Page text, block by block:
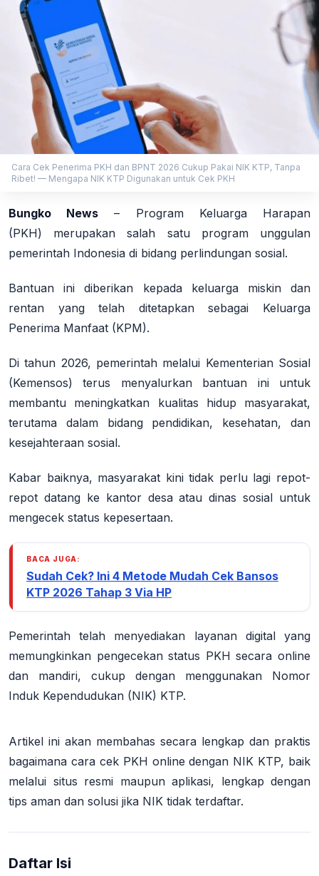
Cara Cek Penerima PKH dan BPNT 2026 Cukup Pakai NIK KTP, Tanpa
Ribet! — Mengapa NIK KTP Digunakan untuk Cek PKH
Bungko News – Program Keluarga Harapan
(PKH) merupakan salah satu program unggulan
pemerintah Indonesia di bidang perlindungan sosial.
Bantuan ini diberikan kepada keluarga miskin dan
rentan yang telah ditetapkan sebagai Keluarga
Penerima Manfaat (KPM).
Di tahun 2026, pemerintah melalui Kementerian Sosial
(Kemensos) terus menyalurkan bantuan ini untuk
membantu meningkatkan kualitas hidup masyarakat,
terutama dalam bidang pendidikan, kesehatan, dan
kesejahteraan sosial.
Kabar baiknya, masyarakat kini tidak perlu lagi repot-
repot datang ke kantor desa atau dinas sosial untuk
mengecek status kepesertaan.
BACA JUGA:
Sudah Cek? Ini 4 Metode Mudah Cek Bansos
KTP 2026 Tahap 3 Via HP
Pemerintah telah menyediakan layanan digitalyang
memungkinkan pengecekan status PKH secara online
dan mandiri, cukup dengan menggunakan Nomor
Induk Kependudukan (NIK) KTP.
Artikel ini akan membahas secara lengkap dan praktis
bagaimana cara cek PKH online dengan NIK KTP, baik
melalui situs resmi maupun aplikasi, lengkap dengan
tips aman dan solusi jika NIK tidak terdaftar.
Daftar Isi